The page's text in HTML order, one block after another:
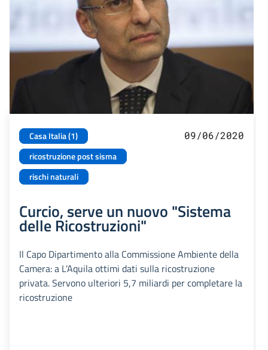
Casa Italia (1)
ricostruzione post sisma
rischi naturali
09/06/2020
Curcio, serve un nuovo "Sistema
delle Ricostruzioni"
Il Capo Dipartimento alla Commissione Ambiente della
Camera: a L’Aquila ottimi dati sulla ricostruzione
privata. Servono ulteriori 5,7 miliardi per completare la
ricostruzione